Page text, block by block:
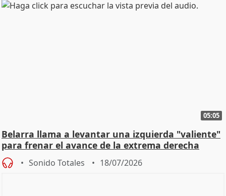
05:05
Belarra llama a levantar una izquierda "valiente"
para frenar el avance de la extrema derecha
Sonido Totales 18/07/2026